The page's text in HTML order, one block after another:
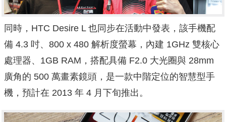
同時，HTC Desire L 也同步在活動中發表，該手機配
備 4.3 吋、800 x 480 解析度螢幕，內建 1GHz 雙核心
處理器、1GB RAM，搭配具備 F2.0 大光圈與 28mm
廣角的 500 萬畫素鏡頭，是一款中階定位的智慧型手
機，預計在 2013 年 4 月下旬推出。